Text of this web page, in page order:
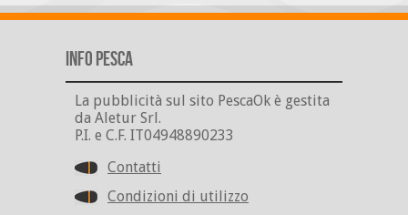
Info Pesca
La pubblicità sul sito PescaOk è gestita
da Aletur Srl.
P.I. e C.F. IT04948890233
Contatti
Condizioni di utilizzo